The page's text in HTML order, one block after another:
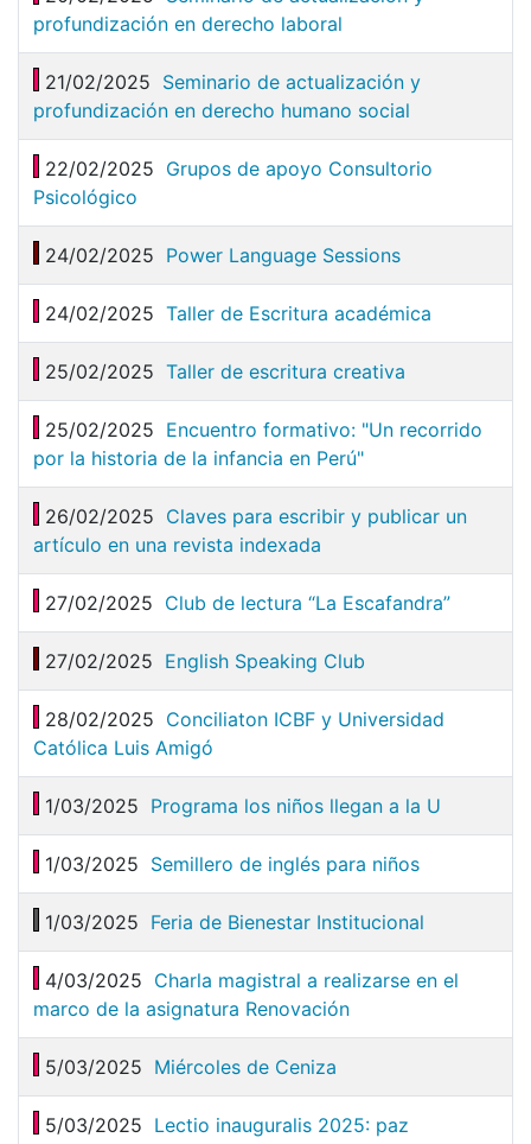
profundización en derecho laboral
21/02/2025 Seminario de actualización y
profundización en derecho humano social
22/02/2025 Grupos de apoyo Consultorio
Psicológico
24/02/2025 Power Language Sessions
24/02/2025 Taller de Escritura académica
25/02/2025 Taller de escritura creativa
25/02/2025 Encuentro formativo: "Un recorrido
por la historia de la infancia en Perú"
26/02/2025 Claves para escribir y publicar un
artículo en una revista indexada
27/02/2025 Club de lectura “La Escafandra”
27/02/2025 English Speaking Club
28/02/2025 Conciliaton ICBF y Universidad
Católica Luis Amigó
1/03/2025 Programa los niños llegan a la U
1/03/2025 Semillero de inglés para niños
1/03/2025 Feria de Bienestar Institucional
4/03/2025 Charla magistral a realizarse en el
marco de la asignatura Renovación
5/03/2025 Miércoles de Ceniza
5/03/2025 Lectio inauguralis 2025: paz